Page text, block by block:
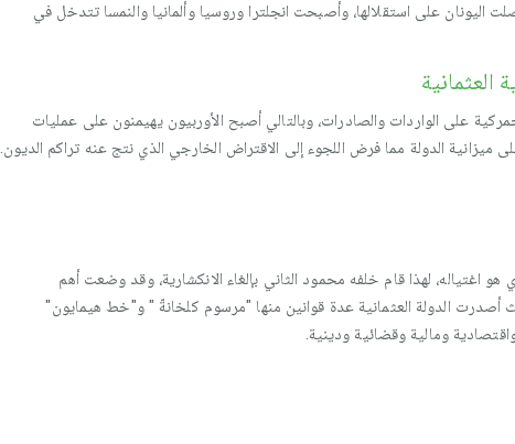
على استقلالها، وأصبحت انجلترا وروسيا وألمانيا والنمسا تتدخل في
العثمانية
على الواردات والصادرات، وبالتالي أصبح الأوربيون يهيمنون على عمليات
ميزانية الدولة مما فرض اللجوء إلى الاقتراض الخارجي الذي نتج عنه تراكم الديون.
لهذا قام خلفه محمود الثاني بإلغاء الانكشارية، وقد وضعت أهم
أصدرت الدولة العثمانية عدة قوانين منها "مرسوم كلخانةّ " و"خط هيمايون"